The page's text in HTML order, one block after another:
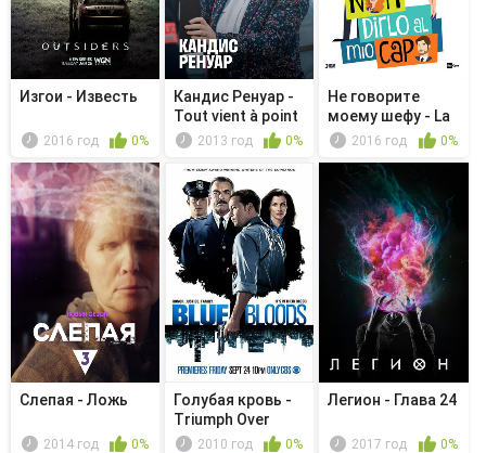
Изгои - Известь
2016 год 0%
Кандис Ренуар -
Tout vient à point
à ... 2013 год 0%
Не говорите
моему шефу - La
vita che ...
2016 год 0%
Слепая - Ложь
2014 год 0%
Голубая кровь -
Triumph Over
Trauma
2010 год 0%
Легион - Глава 24
2017 год 0%